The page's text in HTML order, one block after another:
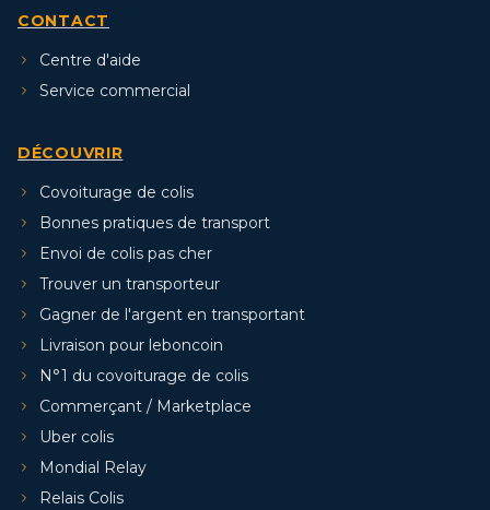
CONTACT
Centre d'aide
Service commercial
DÉCOUVRIR
Covoiturage de colis
Bonnes pratiques de transport
Envoi de colis pas cher
Trouver un transporteur
Gagner de l'argent en transportant
Livraison pour leboncoin
N°1 du covoiturage de colis
Commerçant / Marketplace
Uber colis
Mondial Relay
Relais Colis